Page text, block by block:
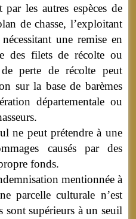
les autres espèces de
de chasse, l’exploitant
une remise en
des filets de récolte ou
perte de récolte peut
sur la base de barèmes
départementale ou
peut prétendre à une
causés par des
fonds.
mentionnée à
parcelle culturale n’est
sont supérieurs à un seuil